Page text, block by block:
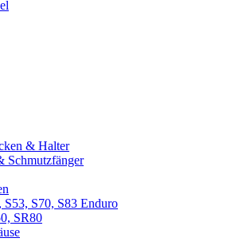
& Halter
Schmutzfänger
S53, S70, S83 Enduro
SR80